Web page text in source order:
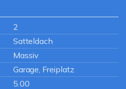
2
Satteldach
Massiv
Garage, Freiplatz
5.00